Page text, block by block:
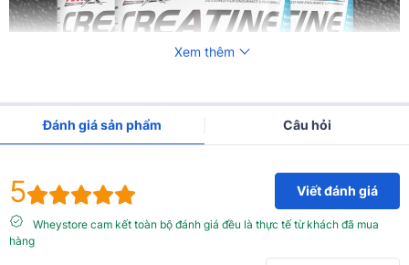
Xem thêm
Đánh giá sản phẩm Câu hỏi
5 Viết đánh giá
Wheystore cam kết toàn bộ đánh giá đều là thực tế từ khách đã mua
hàng